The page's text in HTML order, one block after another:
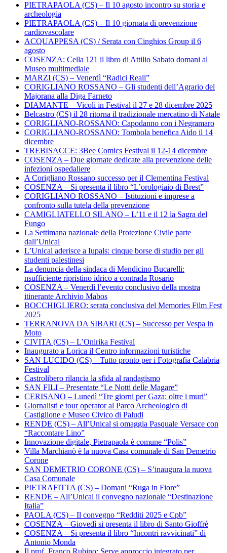
PIETRAPAOLA (CS) – Il 10 agosto incontro su storia e
archeologia
PIETRAPAOLA (CS) – Il 10 giornata di prevenzione
cardiovascolare
ACQUAPPESA (CS) / Serata con Cinghios Group il 6
agosto
COSENZA: Cella 121 il libro di Attilio Sabato domani al
Museo multimediale
MARZI (CS) – Venerdì “Radici Reali”
CORIGLIANO ROSSANO – Gli studenti dell’Agrario del
Majorana alla Diga Farneto
DIAMANTE – Vicoli in Festival il 27 e 28 dicembre 2025
Belcastro (CS) il 28 ritorna il tradizionale mercatino di Natale
CORIGLIANO-ROSSANO: Capodanno con i Negramaro
CORIGLIANO-ROSSANO: Tombola benefica Aido il 14
dicembre
TREBISACCE: 3Bee Comics Festival il 12-14 dicembre
COSENZA – Due giornate dedicate alla prevenzione delle
infezioni ospedaliere
A Corigliano Rossano successo per il Clementina Festival
COSENZA – Si presenta il libro “L’orologiaio di Brest”
CORIGLIANO ROSSANO – Istituzioni e imprese a
confronto sulla tutela della prevenzione
CAMIGLIATELLO SILANO – L’11 e il 12 la Sagra del
Fungo
La Settimana nazionale della Protezione Civile parte
dall’Unical
L’Unical aderisce a Iupals: cinque borse di studio per gli
studenti palestinesi
La denuncia della sindaca di Mendicino Bucarelli:
nsufficiente ripristino idrico a contrada Rosario
COSENZA – Venerdì l’evento conclusivo della mostra
itinerante Archivio Mabos
BOCCHIGLIERO: serata conclusiva del Memories Film Fest
2025
TERRANOVA DA SIBARI (CS) – Successo per Vespa in
Moto
CIVITA (CS) – L’Onirika Festival
Inaugurato a Lorica il Centro informazioni turistiche
SAN LUCIDO (CS) – Tutto pronto per i Fotografia Calabria
Festival
Castrolibero rilancia la sfida al randagismo
SAN FILI – Presentate “Le Notti delle Magare”
CERISANO – Lunedì “Tre giorni per Gaza: oltre i muri”
Giornalisti e tour operator al Parco Archeologico di
Castiglione e Museo Civico di Paludi
RENDE (CS) – All’Unical si omaggia Pasquale Versace con
“Raccontare Lino”
Innovazione digitale, Pietrapaola è comune “Polis”
Villa Marchianò è la nuova Casa comunale di San Demetrio
Corone
SAN DEMETRIO CORONE (CS) – S’inaugura la nuova
Casa Comunale
PIETRAFITTA (CS) – Domani “Ruga in Fiore”
RENDE – All’Unical il convegno nazionale “Destinazione
Italia”
PAOLA (CS) – Il convegno “Redditi 2025 e Cpb”
COSENZA – Giovedì si presenta il libro di Santo Gioffrè
COSENZA – Si presenta il libro “Incontri ravvicinati” di
Antonio Monda